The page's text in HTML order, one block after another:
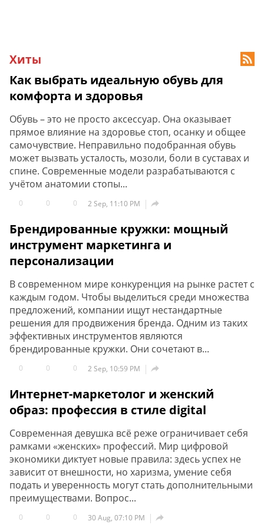
Хиты 
Как выбрать идеальную обувь для
комфорта и здоровья
Обувь – это не просто аксессуар. Она оказывает
прямое влияние на здоровье стоп, осанку и общее
самочувствие. Неправильно подобранная обувь
может вызвать усталость, мозоли, боли в суставах и
спине. Современные модели разрабатываются с
учётом анатомии стопы...
0 0 0 2 Sep, 11:10 PM 
Брендированные кружки: мощный
инструмент маркетинга и
персонализации
В современном мире конкуренция на рынке растет с
каждым годом. Чтобы выделиться среди множества
предложений, компании ищут нестандартные
решения для продвижения бренда. Одним из таких
эффективных инструментов являются
брендированные кружки. Они сочетают в...
0 0 0 2 Sep, 10:59 PM 
Интернет-маркетолог и женский
образ: профессия в стиле digital
Современная девушка всё реже ограничивает себя
рамками «женских» профессий. Мир цифровой
экономики диктует новые правила: здесь успех не
зависит от внешности, но харизма, умение себя
подать и уверенность могут стать дополнительными
преимуществами. Вопрос...
0 0 0 30 Aug, 07:10 PM 